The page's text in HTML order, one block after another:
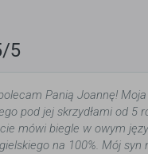
5
Panią Joannę! Moja
pod jej skrzydłami od 5
mówi biegle w owym
na 100%. Mój syn